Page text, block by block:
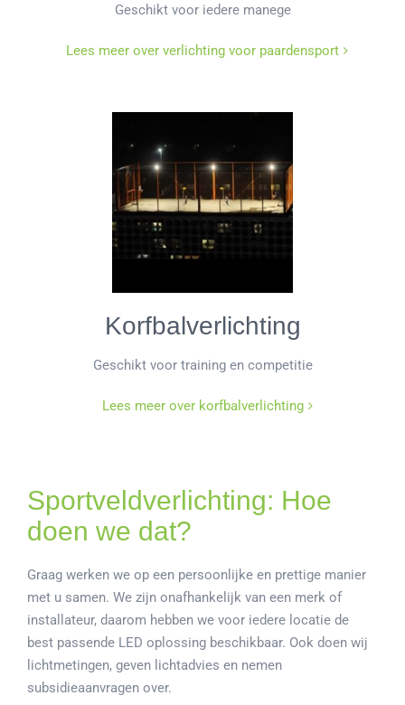
Geschikt voor iedere manege
Lees meer over verlichting voor paardensport
Korfbalverlichting
Geschikt voor training en competitie
Lees meer over korfbalverlichting
Sportveldverlichting: Hoe
doen we dat?
Graag werken we op een persoonlijke en prettige manier
met u samen. We zijn onafhankelijk van een merk of
installateur, daarom hebben we voor iedere locatie de
best passende LED oplossing beschikbaar. Ook doen wij
lichtmetingen, geven lichtadvies en nemen
subsidieaanvragen over.